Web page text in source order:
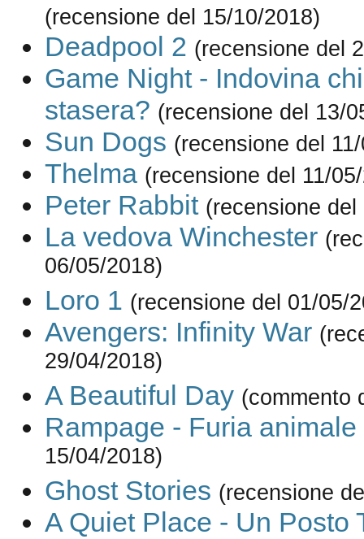
(recensione del 15/10/2018)
Deadpool 2 (recensione del
Game Night - Indovina
stasera? (recensione del 13/
Sun Dogs (recensione del
Thelma (recensione del 11/
Peter Rabbit (recensione del
La vedova Winchester
06/05/2018)
Loro 1 (recensione del 01/05/
Avengers: Infinity War
29/04/2018)
A Beautiful Day (commento
Rampage - Furia animale
15/04/2018)
Ghost Stories (recensione
A Quiet Place - Un Posto